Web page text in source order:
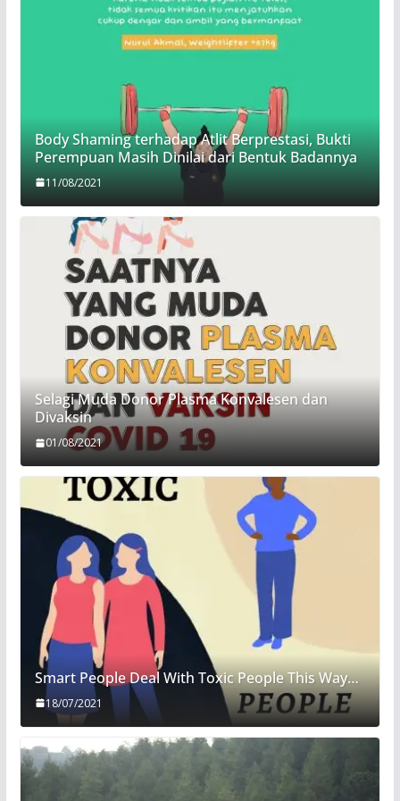
Body Shaming terhadap Atlit Berprestasi, Bukti
Perempuan Masih Dinilai dari Bentuk Badannya
11/08/2021
Selagi Muda Donor Plasma Konvalesen dan
Divaksin
01/08/2021
Smart People Deal With Toxic People This Way…
18/07/2021